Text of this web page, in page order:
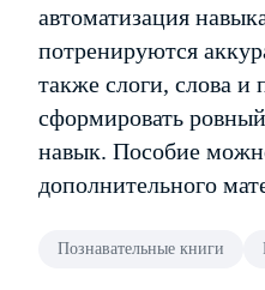
автоматизация
потренируются
также слоги, слова
сформировать
навык. Пособие
дополнительного
Познавательные книги